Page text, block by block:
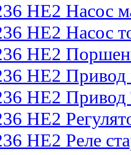
НЕ2 Насос
НЕ2 Насос
НЕ2
НЕ2 Привод
НЕ2
НЕ2
НЕ2 Реле